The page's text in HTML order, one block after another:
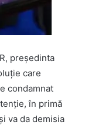
președinta
care
condamnat
în primă
va da demisia